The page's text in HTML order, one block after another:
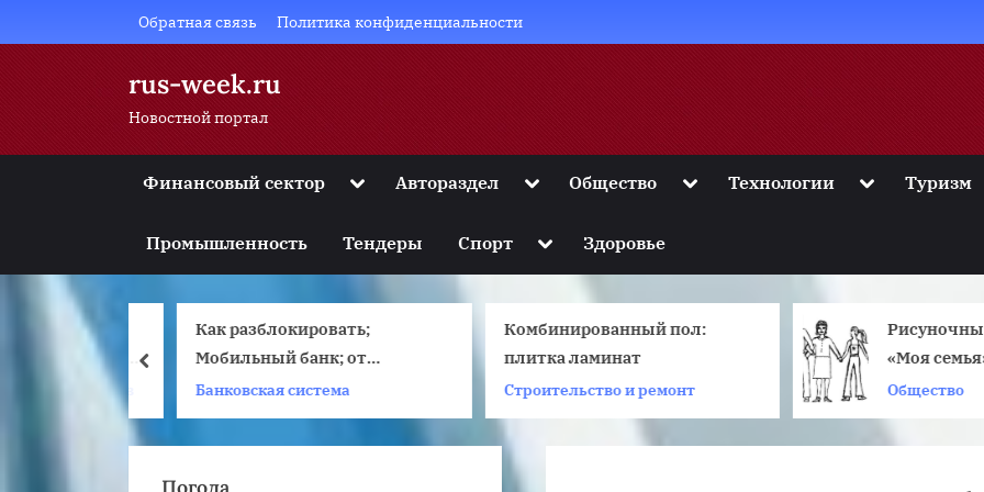
to
Обратная связь Политика конфиденциальности
rus-week.ru
Новостной портал
Финансовый сектор Toggle
menu
Toggle
menu
sub-
Автораздел ToggleОбщество ToggleТехнологии ToggleТуризм
Промышленность Тендеры Спорт Toggle
menu
Здоровье
Комарово:
для туристов
Как разблокировать;
Мобильный банк; от
Сбербанка: инструкции и
рекомендации
Банковская система
Комбинированный пол:
плитка ламинат
Строительство и ремонт
Рисуночный
«Моя семья»:
и
психологов
Общество
prev